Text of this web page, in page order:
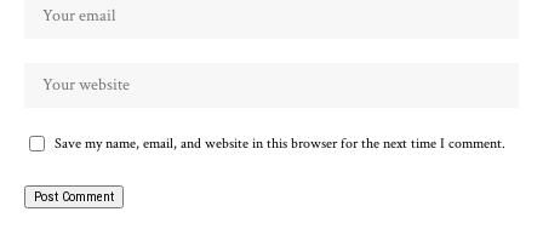
Save my name, email, and website in this browser for the next time I comment.